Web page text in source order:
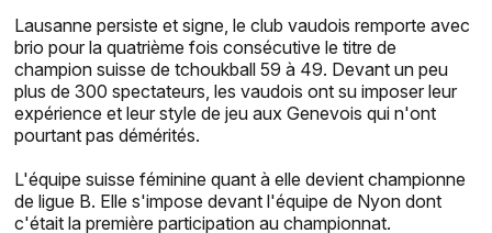
Lausanne persiste et signe, le club vaudois remporte avec
brio pour la quatrième fois consécutive le titre de
champion suisse de tchoukball 59 à 49. Devant un peu
plus de 300 spectateurs, les vaudois ont su imposer leur
expérience et leur style de jeu aux Genevois qui n'ont
pourtant pas démérités.
L'équipe suisse féminine quant à elle devient championne
de ligue B. Elle s'impose devant l'équipe de Nyon dont
c'était la première participation au championnat.